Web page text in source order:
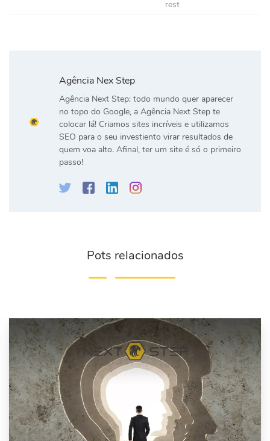
Agência Nex Step
Agência Next Step: todo mundo quer aparecer
no topo do Google, a Agência Next Step te
colocar lá! Criamos sites incríveis e utilizamos
SEO para o seu investiento virar resultados de
quem voa alto. Afinal, ter um site é só o primeiro
passo!
Pots relacionados